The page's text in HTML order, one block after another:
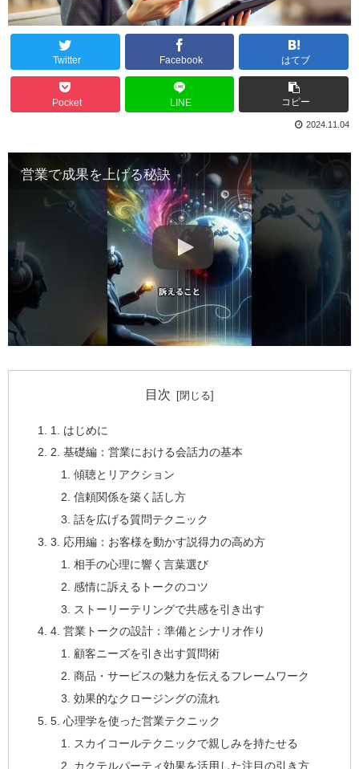
Twitter Facebook はてブ
Pocket LINE コピー
2024.11.04
営業で成果を上げる秘訣
目次
1. はじめに
2. 基礎編：営業における会話力の基本
傾聴とリアクション
信頼関係を築く話し方
話を広げる質問テクニック
3. 応用編：お客様を動かす説得力の高め方
相手の心理に響く言葉選び
感情に訴えるトークのコツ
ストーリーテリングで共感を引き出す
4. 営業トークの設計：準備とシナリオ作り
顧客ニーズを引き出す質問術
商品・サービスの魅力を伝えるフレームワーク
効果的なクロージングの流れ
5. 心理学を使った営業テクニック
スカイコールテクニックで親しみを持たせる
カクテルパーティ効果を活用した注目の引き方